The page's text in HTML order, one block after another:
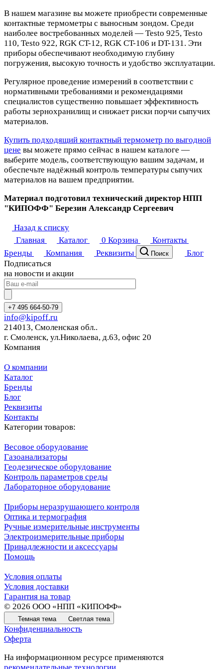
В нашем магазине вы можете приобрести современные
контактные термометры с выносным зондом. Среди
наиболее востребованных моделей — Testo 925, Testo
110, Testo 922, RGK CT-12, RGK CT-106 и DT-131. Эти
приборы обеспечивают необходимую глубину
погружения, высокую точность и удобство эксплуатации.
Регулярное проведение измерений в соответствии с
нормативными требованиями и рекомендациями
специалистов существенно повышает эффективность
работы зернохранилищ и снижает риски порчи сыпучих
материалов.
Купить подходящий контактный термометр по выгодной
цене вы можете прямо сейчас в нашем каталоге —
выберите модель, соответствующую вашим задачам, и
обеспечьте надёжный контроль температуры сыпучих
материалов на вашем предприятии.
Материал подготовил технический директор НПП
"КИПОФФ" Березин Александр Сергеевич
Назад к списку
Главная
Каталог 0 Корзина
Контакты
Бренды
Компания Реквизиты Поиск
Блог
Подписаться
на новости и акции
+7 495 664-50-79
info@kipoff.ru
214013, Смоленская обл..
г. Смоленск, ул.Николаева, д.63, офис 20
Компания
О компании
Каталог
Бренды
Блог
Реквизиты
Контакты
Категории товаров:
Весовое оборудование
Газоанализаторы
Геодезическое оборудование
Контроль параметров среды
Лабораторное оборудование
Приборы неразрушающего контроля
Оптика и термография
Ручные измерительные инструменты
Электроизмерительные приборы
Принадлежности и аксессуары
Помощь
Условия оплаты
Условия доставки
Гарантия на товар
© 2026 ООО «НПП «КИПОФФ»
Темная тема Светлая тема
Конфиденциальность
Оферта
На информационном ресурсе применяются